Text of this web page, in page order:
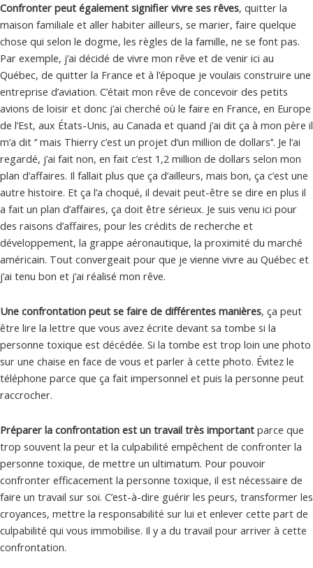
Confronter peut également signifier vivre ses rêves, quitter la
maison familiale et aller habiter ailleurs, se marier, faire quelque
chose qui selon le dogme, les règles de la famille, ne se font pas.
Par exemple, j’ai décidé de vivre mon rêve et de venir ici au
Québec, de quitter la France et à l’époque je voulais construire une
entreprise d’aviation. C’était mon rêve de concevoir des petits
avions de loisir et donc j’ai cherché où le faire en France, en Europe
de l’Est, aux États-Unis, au Canada et quand j’ai dit ça à mon père il
m’a dit ‘’ mais Thierry c’est un projet d’un million de dollars’’. Je l’ai
regardé, j’ai fait non, en fait c’est 1,2 million de dollars selon mon
plan d’affaires. Il fallait plus que ça d’ailleurs, mais bon, ça c’est une
autre histoire. Et ça l’a choqué, il devait peut-être se dire en plus il
a fait un plan d’affaires, ça doit être sérieux. Je suis venu ici pour
des raisons d’affaires, pour les crédits de recherche et
développement, la grappe aéronautique, la proximité du marché
américain. Tout convergeait pour que je vienne vivre au Québec et
j’ai tenu bon et j’ai réalisé mon rêve.
Une confrontation peut se faire de différentes manières, ça peut
être lire la lettre que vous avez écrite devant sa tombe si la
personne toxique est décédée. Si la tombe est trop loin une photo
sur une chaise en face de vous et parler à cette photo. Évitez le
téléphone parce que ça fait impersonnel et puis la personne peut
raccrocher.
Préparer la confrontation est un travail très important parce que
trop souvent la peur et la culpabilité empêchent de confronter la
personne toxique, de mettre un ultimatum. Pour pouvoir
confronter efficacement la personne toxique, il est nécessaire de
faire un travail sur soi. C’est-à-dire guérir les peurs, transformer les
croyances, mettre la responsabilité sur lui et enlever cette part de
culpabilité qui vous immobilise. Il y a du travail pour arriver à cette
confrontation.